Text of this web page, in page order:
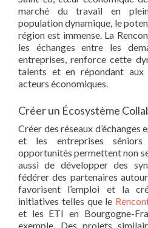
marché du travail en
population dynamique, le
région est immense. La
les échanges entre les
entreprises, renforce cette
talents et en répondant aux
acteurs économiques.
Créer un Écosystème
Créer des réseaux d’échanges
et les entreprises séniors
opportunités permettent non
aussi de développer des
fédérer des partenaires
favorisent l’emploi et la
initiatives telles que le
et les ETI en Bourgogne-
exemple. Des projets